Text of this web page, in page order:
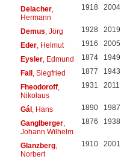
Delacher,
Hermann
1918 2004
Demus , Jörg 1928 2019
Eder, Helmut 1916 2005
Eysler, Edmund 1874 1949
Fall, Siegfried 1877 1943
Fheodoroff,
Nikolaus
1931 2011
Gál, Hans 1890 1987
Ganglberger,
Johann Wilhelm
1876 1938
Glanzberg,
Norbert
1910 2001